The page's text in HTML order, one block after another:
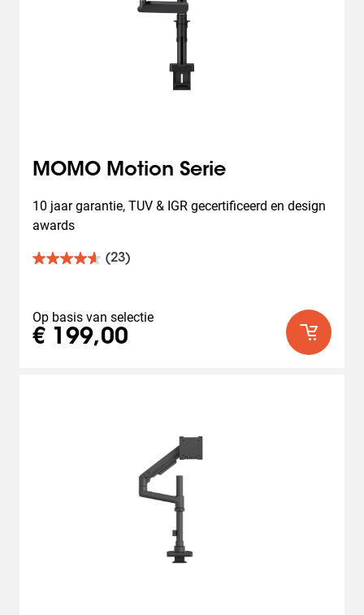
MOMO Motion Serie
10 jaar garantie, TUV & IGR gecertificeerd en design
awards
(23)
4.7
5
sterren.
23
Op basis van selectie
€ 199,00